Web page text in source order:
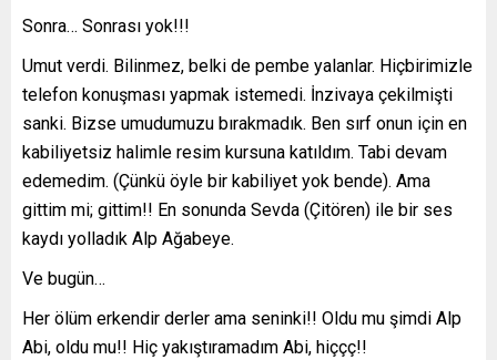
Sonra… Sonrası yok!!!
Umut verdi. Bilinmez, belki de pembe yalanlar. Hiçbirimizle
telefon konuşması yapmak istemedi. İnzivaya çekilmişti
sanki. Bizse umudumuzu bırakmadık. Ben sırf onun için en
kabiliyetsiz halimle resim kursuna katıldım. Tabi devam
edemedim. (Çünkü öyle bir kabiliyet yok bende). Ama
gittim mi; gittim!! En sonunda Sevda (Çitören) ile bir ses
kaydı yolladık Alp Ağabeye.
Ve bugün…
Her ölüm erkendir derler ama seninki!! Oldu mu şimdi Alp
Abi, oldu mu!! Hiç yakıştıramadım Abi, hiççç!!